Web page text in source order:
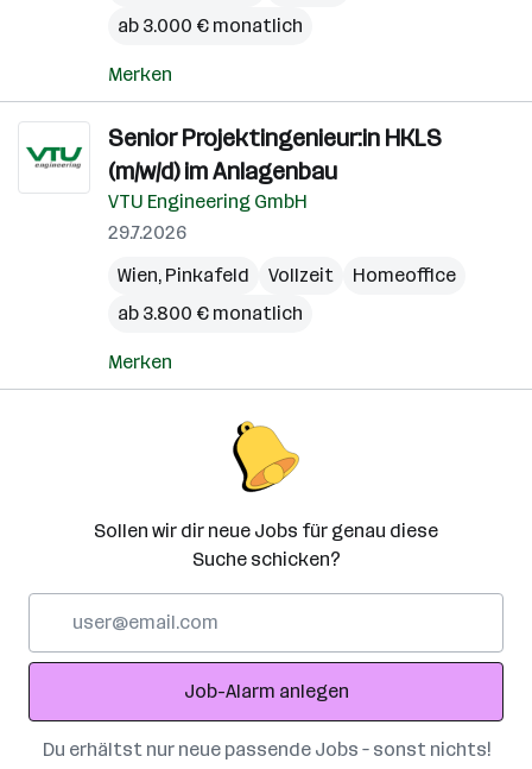
ab 3.000 € monatlich
Merken
Senior Projektingenieur:in HKLS
(m/w/d) im Anlagenbau
VTU Engineering GmbH
29.7.2026
Wien, Pinkafeld Vollzeit
Homeoffice
ab 3.800 € monatlich
Merken
Sollen wir dir neue Jobs für genau diese
Suche schicken?
Adresse
Job-Alarm anlegen
Du erhältst nur neue passende Jobs – sonst nichts!